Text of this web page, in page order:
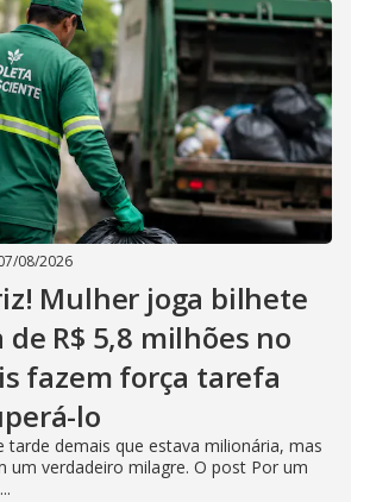
08/2026
Mulher joga bilhete
R$ 5,8 milhões no
fazem força tarefa
lo
tarde demais que estava milionária, mas
um verdadeiro milagre. O post Por um